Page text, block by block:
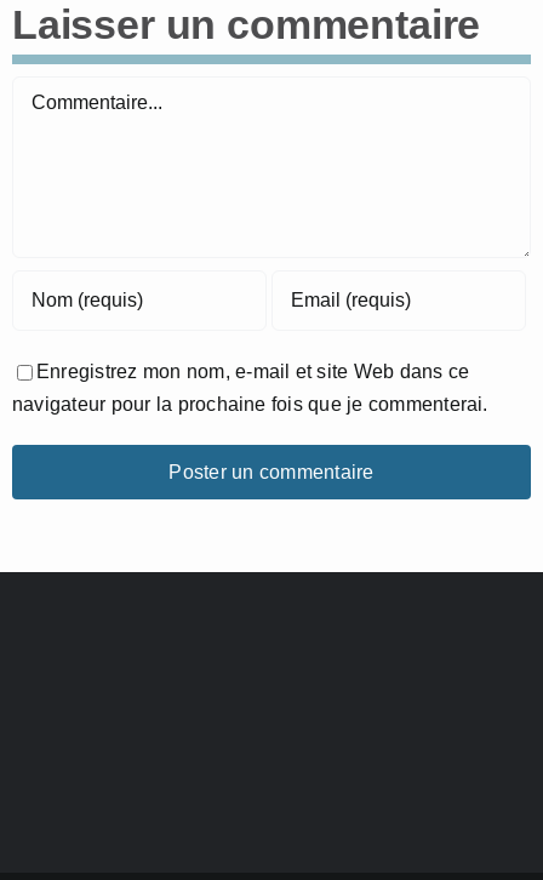
Laisser un commentaire
Commentaire
Enregistrez mon nom, e-mail et site Web dans ce
navigateur pour la prochaine fois que je commenterai.